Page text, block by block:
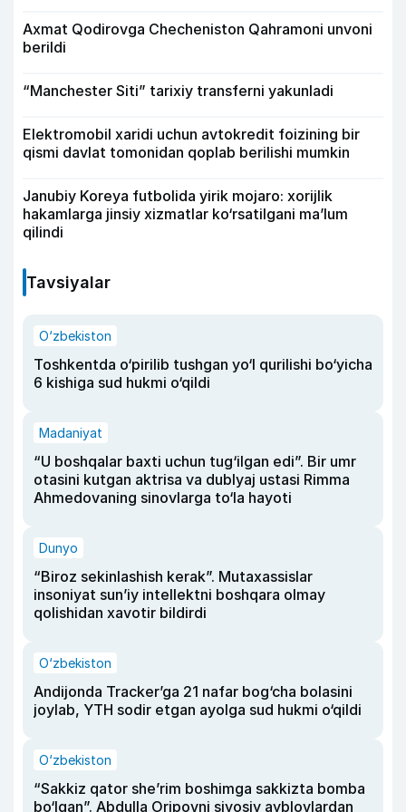
Axmat Qodirovga Checheniston Qahramoni unvoni
berildi
“Manchester Siti” tarixiy transferni yakunladi
Elektromobil xaridi uchun avtokredit foizining bir
qismi davlat tomonidan qoplab berilishi mumkin
Janubiy Koreya futbolida yirik mojaro: xorijlik
hakamlarga jinsiy xizmatlar ko‘rsatilgani ma’lum
qilindi
Tavsiyalar
O‘zbekiston
Toshkentda o‘pirilib tushgan yo‘l qurilishi bo‘yicha
6 kishiga sud hukmi o‘qildi
Madaniyat
“U boshqalar baxti uchun tug‘ilgan edi”. Bir umr
otasini kutgan aktrisa va dublyaj ustasi Rimma
Ahmedovaning sinovlarga to‘la hayoti
Dunyo
“Biroz sekinlashish kerak”. Mutaxassislar
insoniyat sun’iy intellektni boshqara olmay
qolishidan xavotir bildirdi
O‘zbekiston
Andijonda Tracker’ga 21 nafar bog‘cha bolasini
joylab, YTH sodir etgan ayolga sud hukmi o‘qildi
O‘zbekiston
“Sakkiz qator she’rim boshimga sakkizta bomba
bo‘lgan”. Abdulla Oripovni siyosiy ayblovlardan